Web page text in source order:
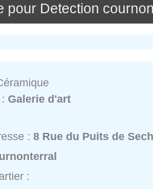
pour Detection
:Galerie d'art
:8 Rue du Puits de
: